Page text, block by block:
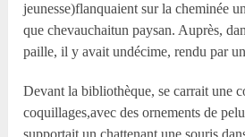
jeunesse)flanquaient sur la cheminée
que chevauchaitun paysan. Auprès,
paille, il y avait undécime, rendu par
Devant la bibliothèque, se carrait une
coquillages,avec des ornements de